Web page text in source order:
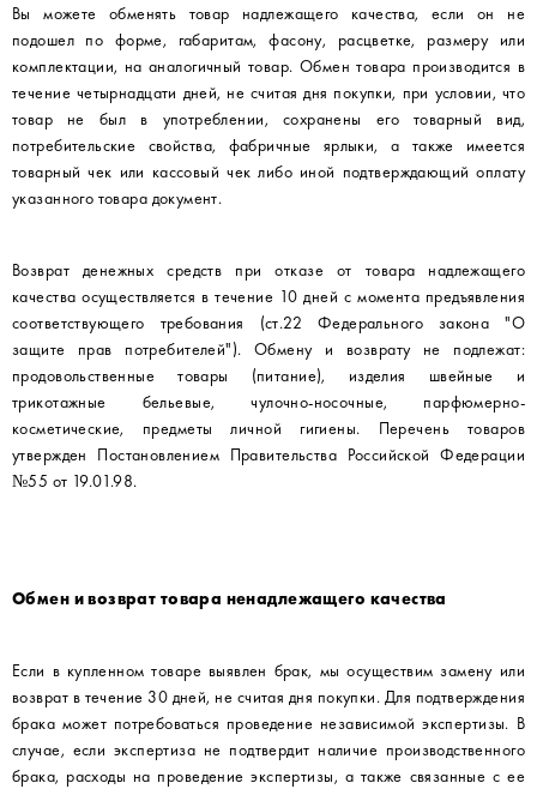
Вы можете обменять товар надлежащего качества, если он не
подошел по форме, габаритам, фасону, расцветке, размеру или
комплектации, на аналогичный товар. Обмен товара производится в
течение четырнадцати дней, не считая дня покупки, при условии, что
товар не был в употреблении, сохранены его товарный вид,
потребительские свойства, фабричные ярлыки, а также имеется
товарный чек или кассовый чек либо иной подтверждающий оплату
указанного товара документ.
Возврат денежных средств при отказе от товара надлежащего
качества осуществляется в течение 10 дней с момента предъявления
соответствующего требования (ст.22 Федерального закона "О
защите прав потребителей"). Обмену и возврату не подлежат:
продовольственные товары (питание), изделия швейные и
трикотажные бельевые, чулочно-носочные, парфюмерно-
косметические, предметы личной гигиены. Перечень товаров
утвержден Постановлением Правительства Российской Федерации
№55 от 19.01.98.
Обмен и возврат товара ненадлежащего качества
Если в купленном товаре выявлен брак, мы осуществим замену или
возврат в течение 30 дней, не считая дня покупки. Для подтверждения
брака может потребоваться проведение независимой экспертизы. В
случае, если экспертиза не подтвердит наличие производственного
брака, расходы на проведение экспертизы, а также связанные с ее